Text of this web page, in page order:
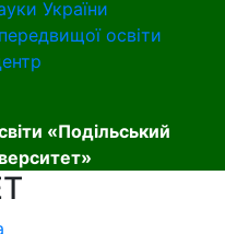
України
освіти
«Подільський